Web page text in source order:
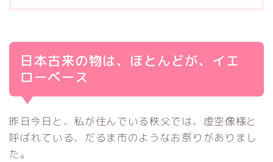
日本古来の物は、ほとんどが、イエ
ローベース
昨日今日と、私が住んでいる秩父では、虚空像様と
呼ばれている、だるま市のようなお祭りがありまし
た。